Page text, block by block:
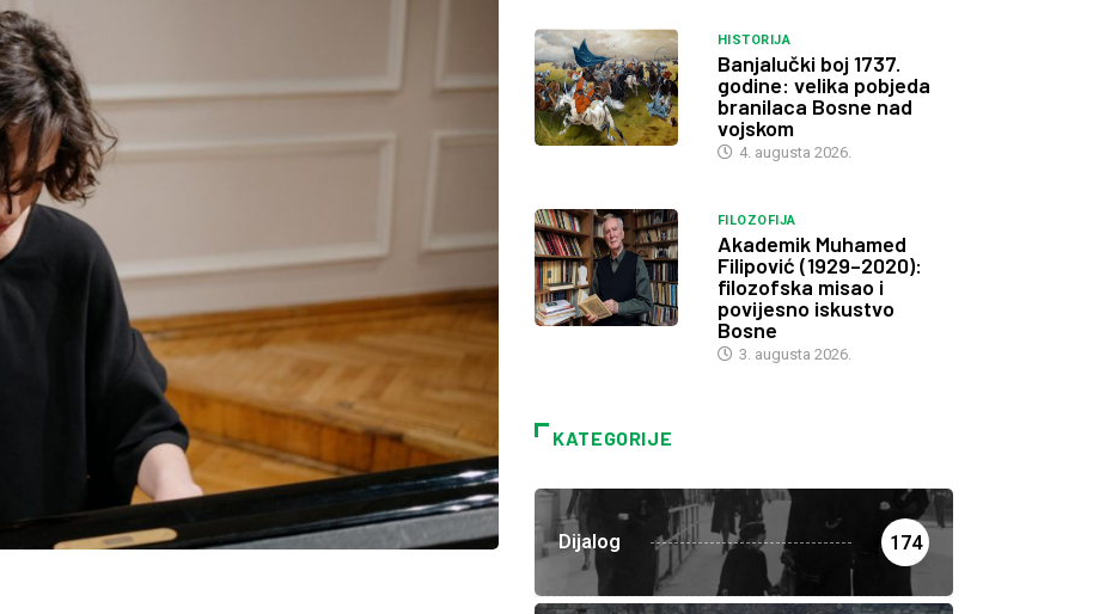
HISTORIJA
Banjalučki boj 1737.
godine: velika pobjeda
branilaca Bosne nad
vojskom
4. augusta 2026.
FILOZOFIJA
Akademik Muhamed
Filipović (1929–2020):
filozofska misao i
povijesno iskustvo
Bosne
3. augusta 2026.
KATEGORIJE
Dijalog 174